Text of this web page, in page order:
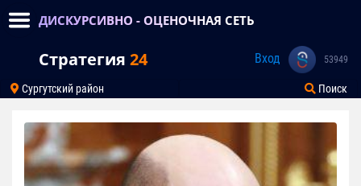
ДИСКУРСИВНО - ОЦЕНОЧНАЯ СЕТЬ
Стратегия 24 Вход 53949
Сургутский район Поиск